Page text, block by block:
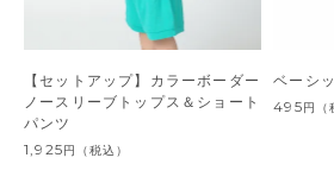
【セットアップ】カラーボーダー
ノースリーブトップス＆ショート
パンツ
1,925円 （税込）
ベーシ
495円